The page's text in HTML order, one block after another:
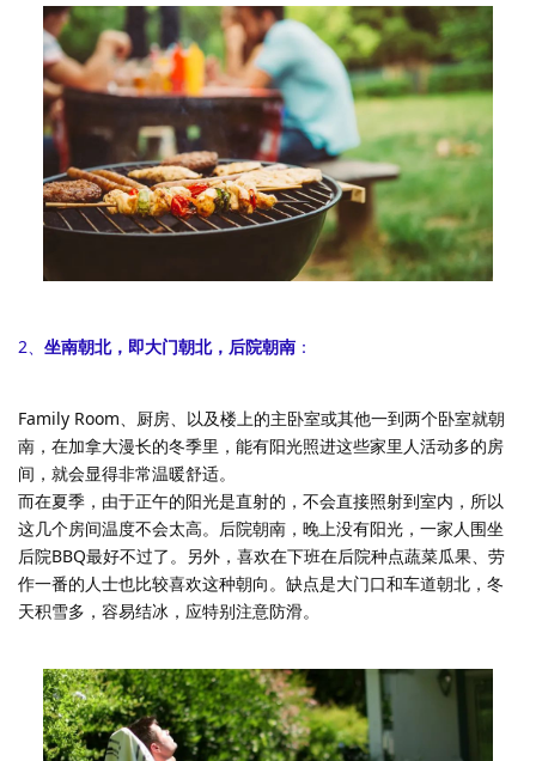
2、 坐南朝北，即大门朝北，后院朝南 ：
Family Room、厨房、以及楼上的主卧室或其他一到两个卧室就朝
南，在加拿大漫长的冬季里，能有阳光照进这些家里人活动多的房
间，就会显得非常温暖舒适。
而在夏季，由于正午的阳光是直射的，不会直接照射到室内，所以
这几个房间温度不会太高。后院朝南，晚上没有阳光，一家人围坐
后院BBQ最好不过了。另外，喜欢在下班在后院种点蔬菜瓜果、劳
作一番的人士也比较喜欢这种朝向。缺点是大门口和车道朝北，冬
天积雪多，容易结冰，应特别注意防滑。